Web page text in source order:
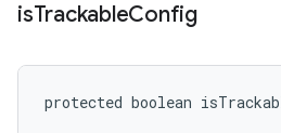
isTrackableConfig
protected boolean